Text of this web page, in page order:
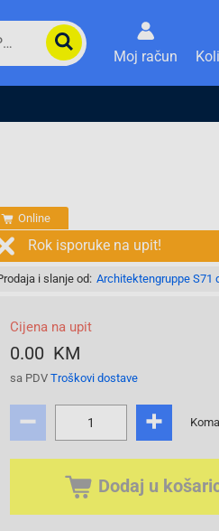
Moj račun
Online
Rok isporuke na upit!
i slanje od: Architektengruppe S71
Cijena na upit
0.00 KM
sa PDV Troškovi dostave
Dodaj u